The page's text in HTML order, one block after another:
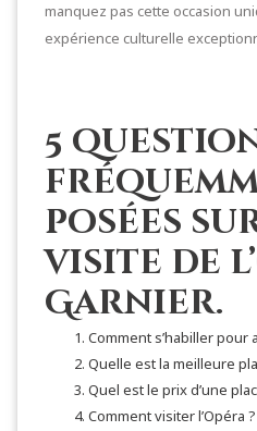
manquez pas cette occasion
expérience culturelle
5
posées
visite de
Garnier.
Comment s’habiller pour
Quelle est la meilleure
Quel est le prix d’une
Comment visiter l’Opéra ?